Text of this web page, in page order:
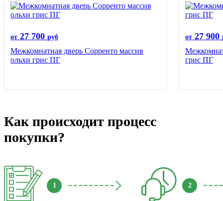
от 27 700 руб
Межкомнатная дверь Сорренто массив
ольхи грис ПГ
от 27 900
грис ПГ
Как происходит процесс
покупки?
1 2